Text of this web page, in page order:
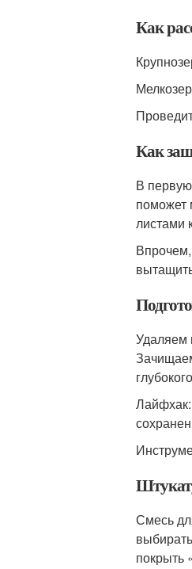
Как
Как
В
поможет
листами
Удаляем
Смесь
покрыть